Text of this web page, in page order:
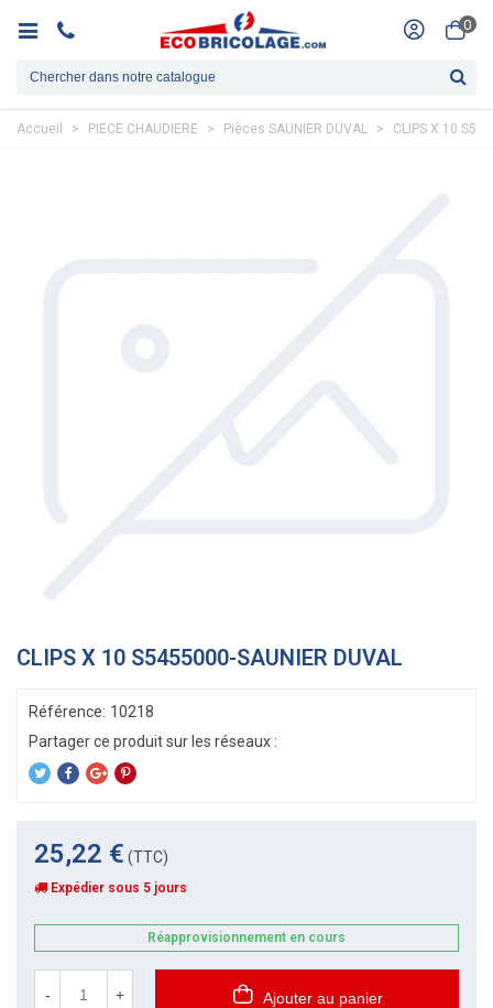
0
Accueil > PIECE CHAUDIERE > Pièces SAUNIER DUVAL > CLIPS X 10
CLIPS X 10 S5455000-SAUNIER DUVAL
Référence: 10218
25,22 € (TTC)
Expédier sous 5 jours
Réapprovisionnement en cours
- + Ajouter au panier